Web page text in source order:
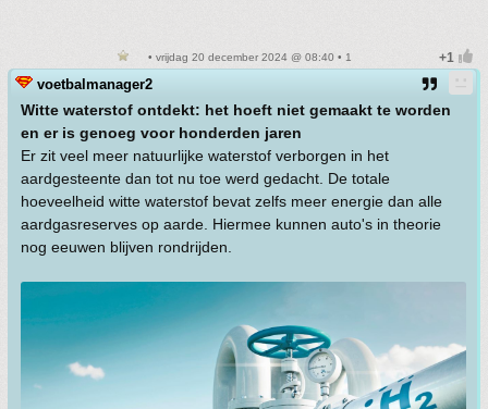
• vrijdag 20 december 2024 @ 08:40 • 1
voetbalmanager2
Witte waterstof ontdekt: het hoeft niet gemaakt te worden
en er is genoeg voor honderden jaren
Er zit veel meer natuurlijke waterstof verborgen in het
aardgesteente dan tot nu toe werd gedacht. De totale
hoeveelheid witte waterstof bevat zelfs meer energie dan alle
aardgasreserves op aarde. Hiermee kunnen auto's in theorie
nog eeuwen blijven rondrijden.